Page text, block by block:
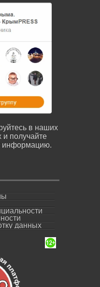
в наших
и получайте
данных